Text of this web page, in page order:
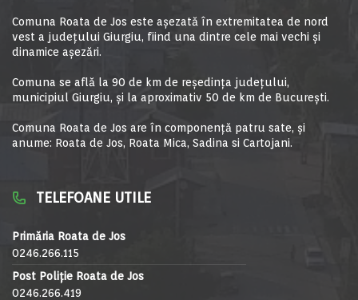
Comuna Roata de Jos este aşezată în extremitatea de nord
vest a judeţului Giurgiu, fiind una dintre cele mai vechi şi
dinamice aşezări.
Comuna se află la 90 de km de reşedinţa judeţului,
municipiul Giurgiu, şi la aproximativ 50 de km de Bucureşti.
Comuna Roata de Jos are în componență patru sate, și
anume: Roata de Jos, Roata Mica, Sadina si Cartojani.
TELEFOANE UTILE
Primăria Roata de Jos
0246.266.115
Post Poliție Roata de Jos
0246.266.419